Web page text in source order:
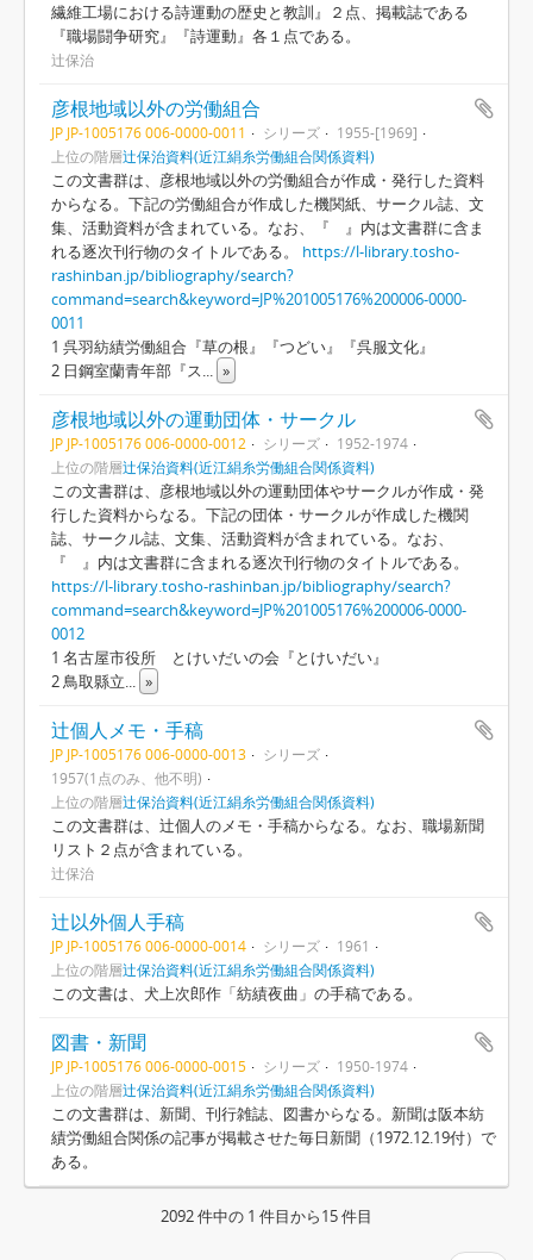
繊維工場における詩運動の歴史と教訓』２点、掲載誌である
『職場闘争研究』『詩運動』各１点である。
辻保治
彦根地域以外の労働組合
JP JP-1005176 006-0000-0011 シリーズ
1955-[1969]
上位の階層辻保治資料(近江絹糸労働組合関係資料)
この文書群は、彦根地域以外の労働組合が作成・発行した資料
からなる。下記の労働組合が作成した機関紙、サークル誌、文
集、活動資料が含まれている。なお、『 』内は文書群に含ま
れる逐次刊行物のタイトルである。 https://l-library.tosho-
rashinban.jp/bibliography/search?
command=search&keyword=JP%201005176%200006-0000-
0011
1 呉羽紡績労働組合『草の根』『つどい』『呉服文化』
2 日鋼室蘭青年部『ス... »
彦根地域以外の運動団体・サークル
JP JP-1005176 006-0000-0012 シリーズ
1952-1974
上位の階層辻保治資料(近江絹糸労働組合関係資料)
この文書群は、彦根地域以外の運動団体やサークルが作成・発
行した資料からなる。下記の団体・サークルが作成した機関
誌、サークル誌、文集、活動資料が含まれている。なお、
『 』内は文書群に含まれる逐次刊行物のタイトルである。
https://l-library.tosho-rashinban.jp/bibliography/search?
command=search&keyword=JP%201005176%200006-0000-
0012
1 名古屋市役所 とけいだいの会『とけいだい』
2 鳥取縣立... »
辻個人メモ・手稿
JP JP-1005176 006-0000-0013
シリーズ
1957(1点のみ、他不明)
上位の階層辻保治資料(近江絹糸労働組合関係資料)
この文書群は、辻個人のメモ・手稿からなる。なお、職場新聞
リスト２点が含まれている。
辻保治
辻以外個人手稿
JP JP-1005176 006-0000-0014 シリーズ
1961
上位の階層辻保治資料(近江絹糸労働組合関係資料)
この文書は、犬上次郎作「紡績夜曲」の手稿である。
図書・新聞
JP JP-1005176 006-0000-0015 シリーズ
1950-1974
上位の階層辻保治資料(近江絹糸労働組合関係資料)
この文書群は、新聞、刊行雑誌、図書からなる。新聞は阪本紡
績労働組合関係の記事が掲載させた毎日新聞（1972.12.19付）で
ある。
2092 件中の 1 件目から15 件目